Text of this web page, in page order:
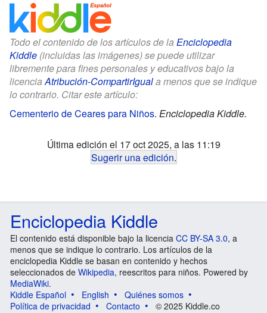
Todo el contenido de los artículos de la Enciclopedia
Kiddle (incluidas las imágenes) se puede utilizar
libremente para fines personales y educativos bajo la
licenciaAtribución-CompartirIguala menos que se indique
lo contrario. Citar este artículo:
Cementerio de Ceares para Niños. Enciclopedia Kiddle.
Última edición el 17 oct 2025, a las 11:19
Sugerir una edición.
Enciclopedia Kiddle
El contenido está disponible bajo la licencia CC BY-SA 3.0, a
menos que se indique lo contrario. Los artículos de la
enciclopedia Kiddle se basan en contenido y hechos
seleccionados de Wikipedia, reescritos para niños. Powered by
MediaWiki.
Kiddle Español
English
Quiénes somos
Política de privacidad
Contacto © 2025 Kiddle.co